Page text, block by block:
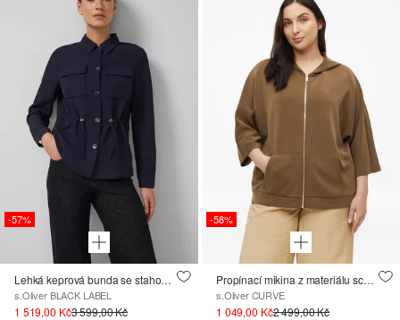
-57%
Lehká keprová bunda se stahovací šňůrkou v pase
s.Oliver BLACK LABEL
1 519,00 Kč3 599,00 Kč
-58%
Propínací mikina z materiálu scuba s širokými 3/4 rukávy
s.Oliver CURVE
1 049,00 Kč2 499,00 Kč